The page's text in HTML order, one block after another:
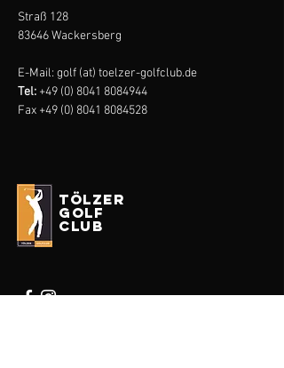
Straß 128
83646 Wackersberg
E-Mail: golf (at) toelzer-golfclub.de
Tel: +49 (0) 8041 8084944
Fax +49 (0) 8041 8084528
tölzer
golf
club